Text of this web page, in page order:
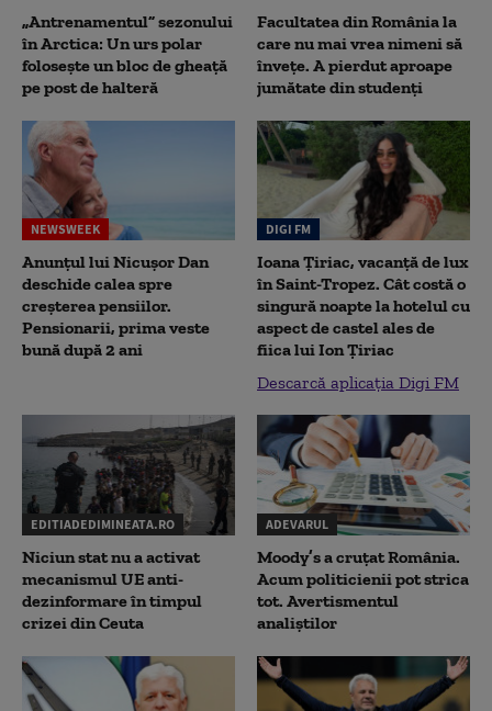
„Antrenamentul” sezonului
în Arctica: Un urs polar
folosește un bloc de gheață
pe post de halteră
Facultatea din România la
care nu mai vrea nimeni să
înveţe. A pierdut aproape
jumătate din studenţi
NEWSWEEK
Anunțul lui Nicușor Dan
deschide calea spre
creșterea pensiilor.
Pensionarii, prima veste
bună după 2 ani
DIGI FM
Ioana Țiriac, vacanță de lux
în Saint-Tropez. Cât costă o
singură noapte la hotelul cu
aspect de castel ales de
fiica lui Ion Țiriac
Descarcă aplicația Digi FM
EDITIADEDIMINEATA.RO
Niciun stat nu a activat
mecanismul UE anti-
dezinformare în timpul
crizei din Ceuta
ADEVARUL
Moody’s a cruțat România.
Acum politicienii pot strica
tot. Avertismentul
analiștilor